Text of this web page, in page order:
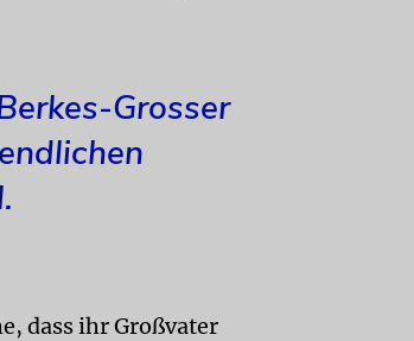
Grosser
dass ihr Großvater